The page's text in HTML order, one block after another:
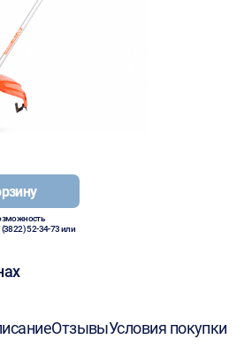
(3822) 52-34-73или
ОтзывыУсловия покупки